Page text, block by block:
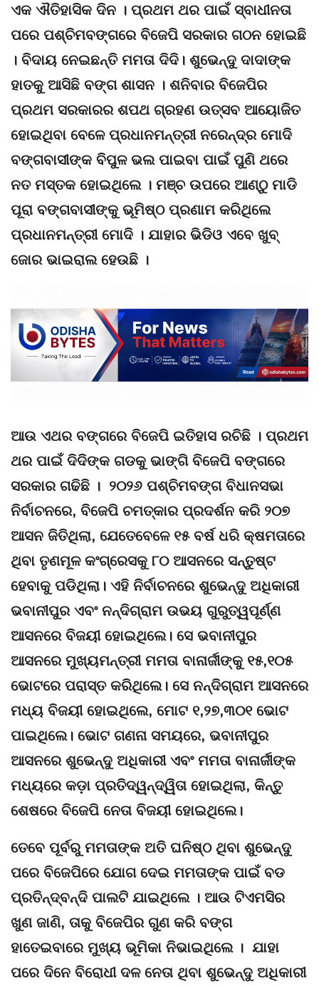
ଏକ ଐତିହାସିକ ଦିନ । ପ୍ରଥମ ଥର ପାଇଁ ସ୍ବାଧୀନତା
ପରେ ପଶ୍ଚିମବଙ୍ଗରେ ବିଜେପି ସରକାର ଗଠନ ହୋଇଛି
। ବିଦାୟ ନେଇଛନ୍ତି ମମତା ଦିଦି। ଶୁଭେନ୍ଦୁ ଦାଦାଙ୍କ
ହାତକୁ ଆସିଛି ବଙ୍ଗ ଶାସନ । ଶନିବାର ବିଜେପିର
ପ୍ରଥମ ସରକାରର ଶପଥ ଗ୍ରହଣ ଉତ୍ସବ ଆୟୋଜିତ
ହୋଇଥିବା ବେଳେ ପ୍ରଧାନମନ୍ତ୍ରୀ ନରେନ୍ଦ୍ର ମୋଦି
ବଙ୍ଗବାସୀଙ୍କ ବିପୁଳ ଭଲ ପାଇବା ପାଇଁ ପୁଣି ଥରେ
ନତ ମସ୍ତକ ହୋଇଥିଲେ । ମଞ୍ଚ ଉପରେ ଆଣ୍ଠୁ ମାଡି
ପୂରା ବଙ୍ଗବାସୀଙ୍କୁ ଭୂମିଷ୍ଠ ପ୍ରଣାମ କରିଥିଲେ
ପ୍ରଧାନମନ୍ତ୍ରୀ ମୋଦି । ଯାହାର ଭିଡିଓ ଏବେ ଖୁବ୍
ଜୋର ଭାଇରାଲ ହେଉଛି ।
ଆଉ ଏଥର ବଙ୍ଗରେ ବିଜେପି ଇତିହାସ ରଚିଛି । ପ୍ରଥମ
ଥର ପାଇଁ ଦିଦିଙ୍କ ଗଡକୁ ଭାଙ୍ଗି ବିଜେପି ବଙ୍ଗରେ
ସରକାର ଗଢିଛି । ୨୦୨୬ ପଶ୍ଚିମବଙ୍ଗ ବିଧାନସଭା
ନିର୍ବାଚନରେ, ବିଜେପି ଚମତ୍କାର ପ୍ରଦର୍ଶନ କରି ୨୦୭
ଆସନ ଜିତିଥିଲା, ଯେତେବେଳେ ୧୫ ବର୍ଷ ଧରି କ୍ଷମତାରେ
ଥିବା ତୃଣମୂଳ କଂଗ୍ରେସକୁ ୮୦ ଆସନରେ ସନ୍ତୁଷ୍ଟ
ହେବାକୁ ପଡିଥିଲା। ଏହି ନିର୍ବାଚନରେ ​​ଶୁଭେନ୍ଦୁ ଅଧିକାରୀ
ଭବାନୀପୁର ଏବଂ ନନ୍ଦିଗ୍ରାମ ଉଭୟ ଗୁରୁତ୍ୱପୂର୍ଣ୍ଣ
ଆସନରେ ବିଜୟୀ ହୋଇଥିଲେ। ସେ ଭବାନୀପୁର
ଆସନରେ ମୁଖ୍ୟମନ୍ତ୍ରୀ ମମତା ବାନାର୍ଜୀଙ୍କୁ ୧୫,୧୦୫
ଭୋଟରେ ପରାସ୍ତ କରିଥିଲେ। ସେ ନନ୍ଦିଗ୍ରାମ ଆସନରେ
ମଧ୍ୟ ବିଜୟୀ ହୋଇଥିଲେ, ମୋଟ ୧,୨୭,୩୦୧ ଭୋଟ
ପାଇଥିଲେ। ଭୋଟ ଗଣନା ସମୟରେ, ଭବାନୀପୁର
ଆସନରେ ଶୁଭେନ୍ଦୁ ଅଧିକାରୀ ଏବଂ ମମତା ବାନାର୍ଜୀଙ୍କ
ମଧ୍ୟରେ କଡ଼ା ପ୍ରତିଦ୍ୱନ୍ଦ୍ୱିତା ହୋଇଥିଲା, କିନ୍ତୁ
ଶେଷରେ ବିଜେପି ନେତା ବିଜୟୀ ହୋଇଥିଲେ।
ତେବେ ପୂର୍ବରୁ ମମତାଙ୍କ ଅତି ଘନିଷ୍ଠ ଥିବା ଶୁଭେନ୍ଦୁ
ପରେ ବିଜେପିରେ ଯୋଗ ଦେଇ ମମତାଙ୍କ ପାଇଁ ବଡ
ପ୍ରତିନ୍ଦ୍ବନ୍ଦି ପାଲଟି ଯାଇଥିଲେ । ଆଉ ଟିଏମସିର
ଖୁଣ ଜାଣି, ତାକୁ ବିଜେପିର ଗୁଣ କରି ବଙ୍ଗ
ହାତେଇବାରେ ମୁଖ୍ୟ ଭୂମିକା ନିଭାଇଥିଲେ । ଯାହା
ପରେ ଦିନେ ବିରୋଧୀ ଦଳ ନେତା ଥିବା ଶୁଭେନ୍ଦୁ ଅଧିକାରୀ